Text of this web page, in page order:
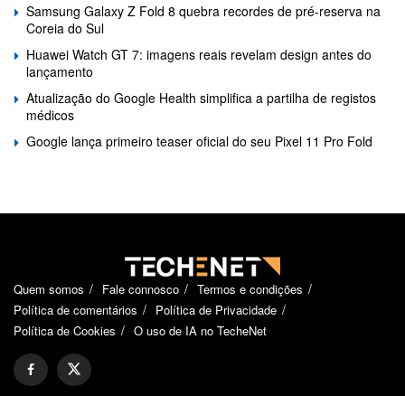
Samsung Galaxy Z Fold 8 quebra recordes de pré-reserva na
Coreia do Sul
Huawei Watch GT 7: imagens reais revelam design antes do
lançamento
Atualização do Google Health simplifica a partilha de registos
médicos
Google lança primeiro teaser oficial do seu Pixel 11 Pro Fold
Quem somos Fale connosco
Termos e condições
Política de comentários
Política de Privacidade
Política de Cookies
O uso de IA no TecheNet